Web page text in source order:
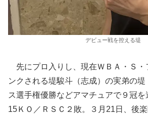
デビュー戦を控える堤
先にプロ入りし、現在ＷＢＡ・Ｓ・
ンクされる堤駿斗（志成）の実弟の
ス選手権優勝などアマチュアで９冠
15ＫＯ／ＲＳＣ２敗。３月21日、後